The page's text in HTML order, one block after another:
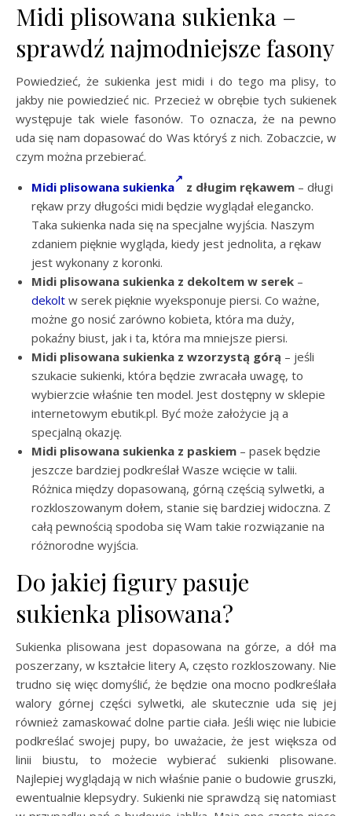
Midi plisowana sukienka –
sprawdź najmodniejsze fasony
Powiedzieć, że sukienka jest midi i do tego ma plisy, to
jakby nie powiedzieć nic. Przecież w obrębie tych sukienek
występuje tak wiele fasonów. To oznacza, że na pewno
uda się nam dopasować do Was któryś z nich. Zobaczcie, w
czym można przebierać.
Midi plisowana sukienka
z długim rękawem – długi
rękaw przy długości midi będzie wyglądał elegancko.
Taka sukienka nada się na specjalne wyjścia. Naszym
zdaniem pięknie wygląda, kiedy jest jednolita, a rękaw
jest wykonany z koronki.
Midi plisowana sukienka z dekoltem w serek –
dekolt w serek pięknie wyeksponuje piersi. Co ważne,
możne go nosić zarówno kobieta, która ma duży,
pokaźny biust, jak i ta, która ma mniejsze piersi.
Midi plisowana sukienka z wzorzystą górą – jeśli
szukacie sukienki, która będzie zwracała uwagę, to
wybierzcie właśnie ten model. Jest dostępny w sklepie
internetowym ebutik.pl. Być może założycie ją a
specjalną okazję.
Midi plisowana sukienka z paskiem – pasek będzie
jeszcze bardziej podkreślał Wasze wcięcie w talii.
Różnica między dopasowaną, górną częścią sylwetki, a
rozkloszowanym dołem, stanie się bardziej widoczna. Z
całą pewnością spodoba się Wam takie rozwiązanie na
różnorodne wyjścia.
Do jakiej figury pasuje
sukienka plisowana?
Sukienka plisowana jest dopasowana na górze, a dół ma
poszerzany, w kształcie litery A, często rozkloszowany. Nie
trudno się więc domyślić, że będzie ona mocno podkreślała
walory górnej części sylwetki, ale skutecznie uda się jej
również zamaskować dolne partie ciała. Jeśli więc nie lubicie
podkreślać swojej pupy, bo uważacie, że jest większa od
linii biustu, to możecie wybierać sukienki plisowane.
Najlepiej wyglądają w nich właśnie panie o budowie gruszki,
ewentualnie klepsydry. Sukienki nie sprawdzą się natomiast